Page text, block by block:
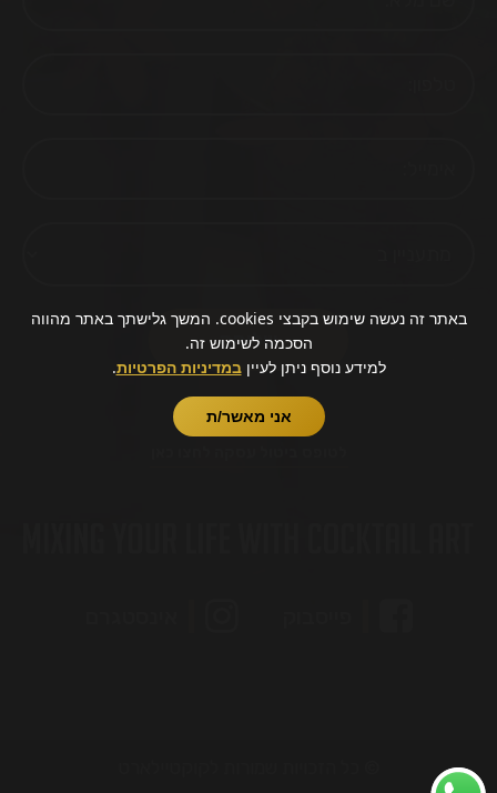
באתר זה נעשה שימוש בקבצי cookies. המשך גלישתך באתר מהווה
הסכמה לשימוש זה.
למידע נוסף ניתן לעייןבמדיניות הפרטיות.
אני מאשר/ת
מעוניינים לבטל עסקה?